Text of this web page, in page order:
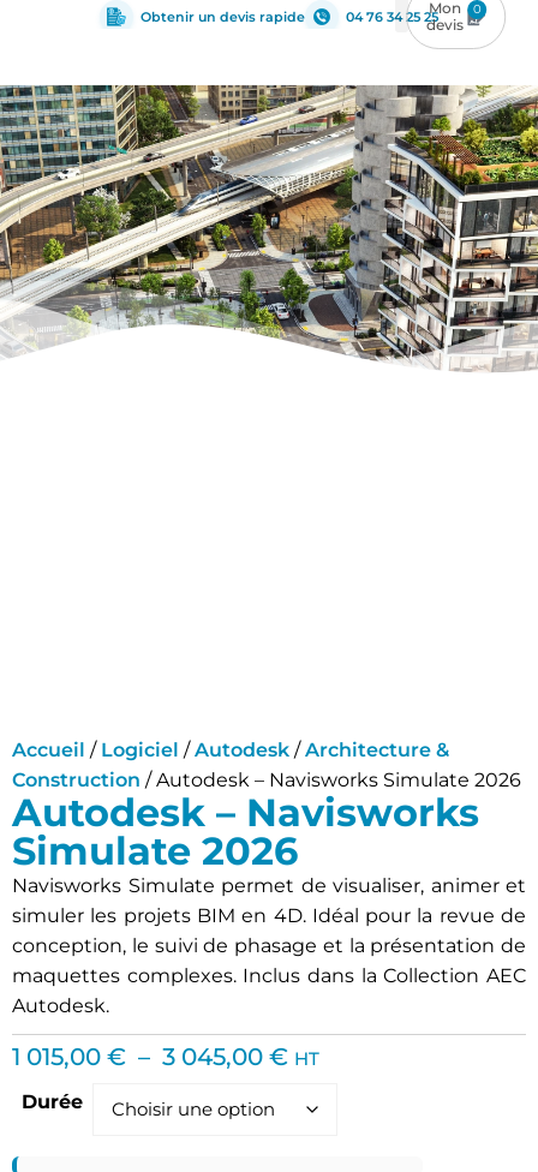
Obtenir un devis rapide 04 76 34 25 25 0
Accueil / Logiciel /Autodesk /Architecture &
Construction / Autodesk – Navisworks Simulate 2026
Autodesk – Navisworks
Simulate 2026
Navisworks Simulate permet de visualiser, animer et
simuler les projets BIM en 4D. Idéal pour la revue de
conception, le suivi de phasage et la présentation de
maquettes complexes. Inclus dans la Collection AEC
Autodesk.
1 015,00 € – 3 045,00 € HT
Durée